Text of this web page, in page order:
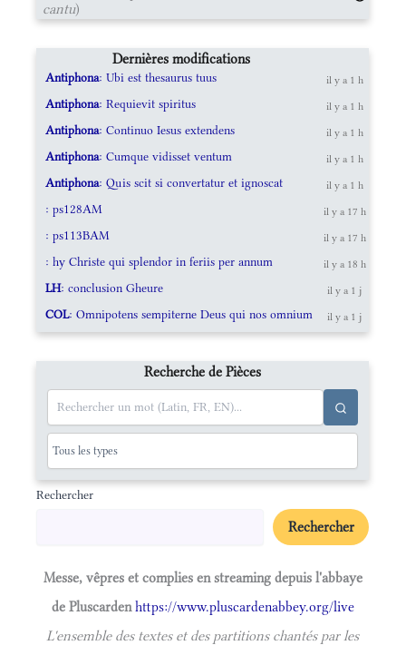
cantu)
Dernières modifications
Antiphona: Ubi est thesaurus tuus il y a 1 h
Antiphona: Requievit spiritus il y a 1 h
Antiphona: Continuo Iesus extendens il y a 1 h
Antiphona: Cumque vidisset ventum il y a 1 h
Antiphona: Quis scit si convertatur et ignoscat il y a 1 h
: ps128AM il y a 17 h
: ps113BAM il y a 17 h
: hy Christe qui splendor in feriis per annum il y a 18 h
LH: conclusion Gheure il y a 1 j
COL: Omnipotens sempiterne Deus qui nos omnium il y a 1 j
Recherche de Pièces
Rechercher
Rechercher
Messe, vêpres et complies en streaming depuis l'abbaye
de Pluscardenhttps://www.pluscardenabbey.org/live
L'ensemble des textes et des partitions chantés par les